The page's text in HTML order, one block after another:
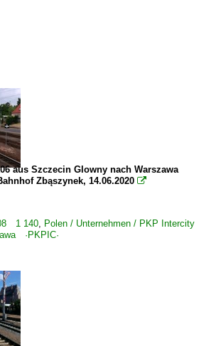
aus Szczecin Glowny nach Warszawa
Zbąszynek, 14.06.2020 
1 140, Polen / Unternehmen / PKP Intercity
·PKPIC·